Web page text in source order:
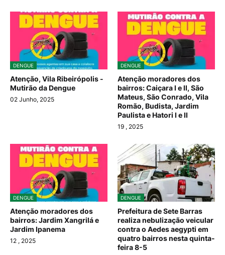
DENGUE
Atenção, Vila Ribeirópolis -
Mutirão da Dengue
02 Junho, 2025
DENGUE
Atenção moradores dos
bairros: Caiçara I e II, São
Mateus, São Conrado, Vila
Romão, Budista, Jardim
Paulista e Hatori I e II
19 , 2025
DENGUE
Atenção moradores dos
bairros: Jardim Xangrilá e
Jardim Ipanema
12 , 2025
DENGUE
Prefeitura de Sete Barras
realiza nebulização veicular
contra o Aedes aegypti em
quatro bairros nesta quinta-
feira 8-5